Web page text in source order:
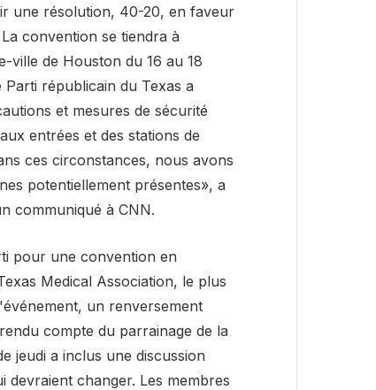
une résolution, 40-20, en faveur
convention se tiendra à
ville de Houston du 16 au 18
républicain du Texas a
et mesures de sécurité
entrées et des stations de
ces circonstances, nous avons
potentiellement présentes», a
communiqué à CNN.
pour une convention en
Medical Association, le plus
un renversement
compte du parrainage de la
jeudi a inclus une discussion
devraient changer. Les membres